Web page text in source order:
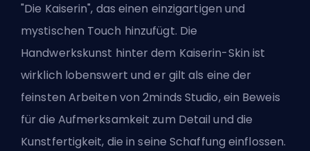
"Die Kaiserin", das einen einzigartigen und
mystischen Touch hinzufügt. Die
Handwerkskunst hinter dem Kaiserin-Skin ist
wirklich lobenswert und er gilt als eine der
feinsten Arbeiten von 2minds Studio, ein Beweis
für die Aufmerksamkeit zum Detail und die
Kunstfertigkeit, die in seine Schaffung einflossen.